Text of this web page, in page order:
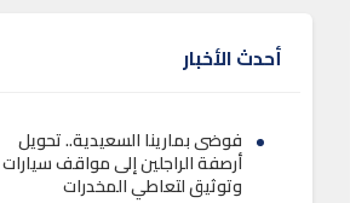
أحدث الأخبار
فوضى بمارينا السعيدية.. تحويل
أرصفة الراجلين إلى مواقف سيارات
وتوثيق لتعاطي المخدرات